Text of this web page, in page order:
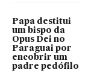
Papa destitui
um bispo da
Opus Dei no
Paraguai por
encobrir um
padre pedófilo